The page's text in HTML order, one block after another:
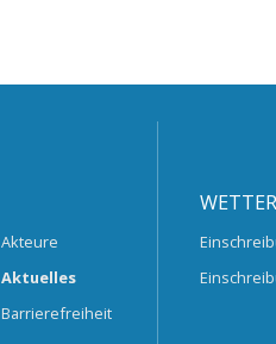
Akteure
Aktuelles
Barrierefreiheit